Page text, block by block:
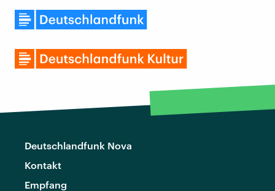
Deutschlandfunk Nova
Kontakt
Empfang